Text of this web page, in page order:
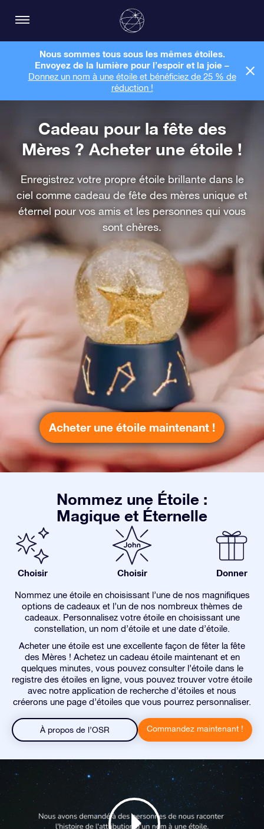
Nous sommes tous sous les mêmes étoiles.
Envoyez de la lumière pour l’espoir et la joie –
Donnez un nom à une étoile et bénéficiez de 25 % de
réduction !
Cadeau pour la fête des
Mères ? Acheter une étoile !
Enregistrez votre propre étoile brillante dans le
ciel comme cadeau de fête des mères unique et
éternel pour vos amis et les personnes qui vous
sont chères.
Acheter une étoile maintenant !
Nommez une Étoile :
Magique et Éternelle
Choisir Choisir Donner
Nommez une étoile en choisissant l’une de nos magnifiques
options de cadeaux et l’un de nos nombreux thèmes de
cadeaux. Personnalisez votre étoile en choisissant une
constellation, un nom d’étoile et une date d’étoile.
Acheter une étoile est une excellente façon de fêter la fête
des Mères ! Achetez un cadeau étoile maintenant et en
quelques minutes, vous pouvez consulter l’étoile dans le
registre des étoiles en ligne, vous pouvez trouver votre étoile
avec notre application de recherche d’étoiles et nous
créerons une page d’étoiles que vous pourrez personnaliser.
À propos de l’OSR Commandez maintenant !